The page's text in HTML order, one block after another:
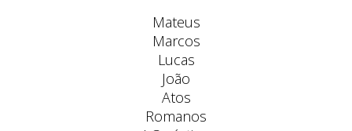
Mateus
Marcos
Lucas
João
Atos
Romanos